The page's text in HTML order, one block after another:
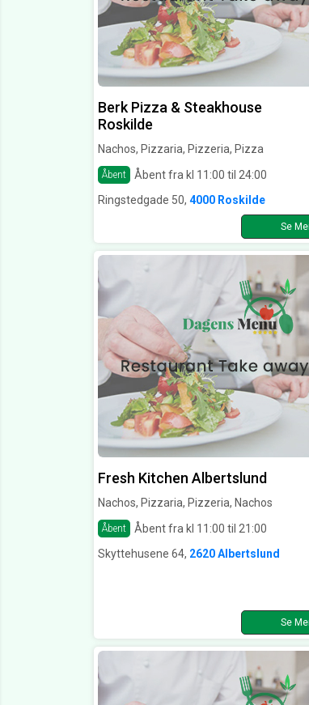
Berk Pizza & Steakhouse
Roskilde
Nachos, Pizzaria, Pizzeria, Pizza
Åbent Åbent fra kl 11:00 til 24:00
Ringstedgade 50, 4000 Roskilde
Se
Fresh Kitchen Albertslund
Nachos, Pizzaria, Pizzeria, Nachos
Åbent Åbent fra kl 11:00 til 21:00
Skyttehusene 64, 2620 Albertslund
Se